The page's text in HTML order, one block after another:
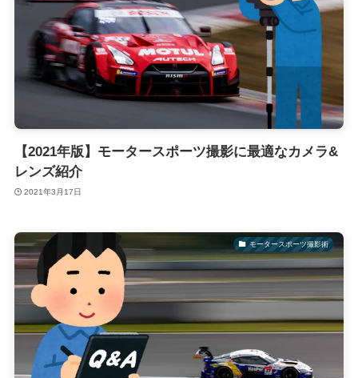
【2021年版】モータースポーツ撮影に最適なカメラ&
レンズ紹介
2021年3月17日
モータースポーツ撮影術